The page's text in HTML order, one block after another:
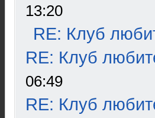
13:20
RE: Клуб
RE: Клуб
06:49
RE: Клуб